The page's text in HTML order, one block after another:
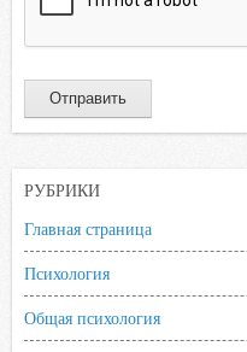
РУБРИКИ
Главная страница
Психология
Общая психология